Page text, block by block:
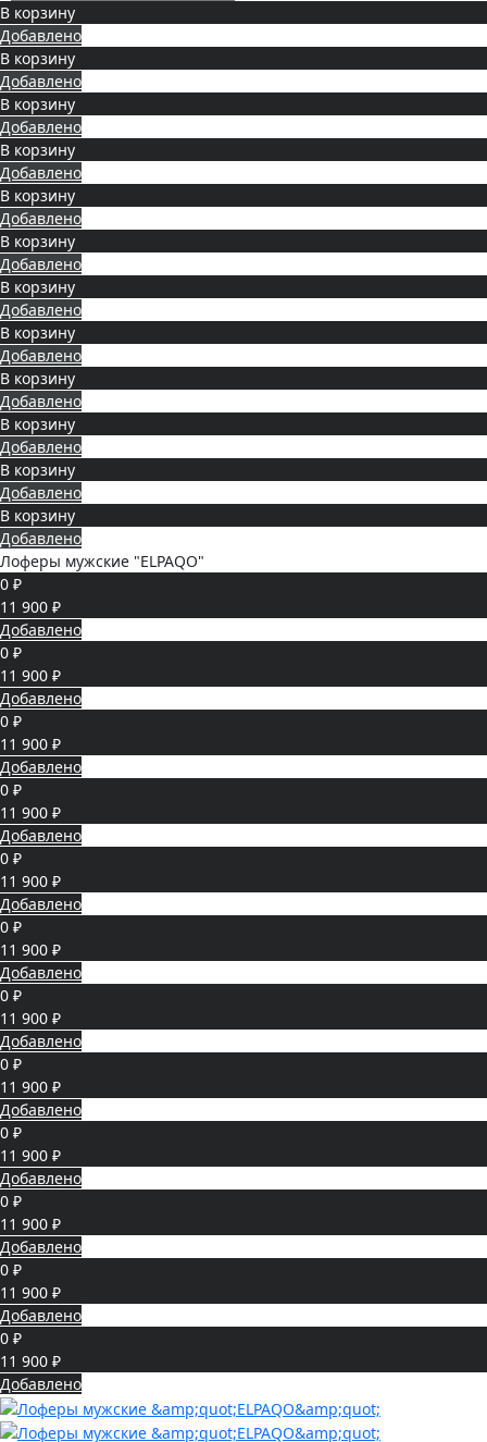
В корзину
Добавлено
В корзину
Добавлено
В корзину
Добавлено
В корзину
Добавлено
В корзину
Добавлено
В корзину
Добавлено
В корзину
Добавлено
В корзину
Добавлено
В корзину
Добавлено
В корзину
Добавлено
В корзину
Добавлено
В корзину
Добавлено
Лоферы мужские "ELPAQO"
0 ₽
11 900 ₽
Добавлено
0 ₽
11 900 ₽
Добавлено
0 ₽
11 900 ₽
Добавлено
0 ₽
11 900 ₽
Добавлено
0 ₽
11 900 ₽
Добавлено
0 ₽
11 900 ₽
Добавлено
0 ₽
11 900 ₽
Добавлено
0 ₽
11 900 ₽
Добавлено
0 ₽
11 900 ₽
Добавлено
0 ₽
11 900 ₽
Добавлено
0 ₽
11 900 ₽
Добавлено
0 ₽
11 900 ₽
Добавлено